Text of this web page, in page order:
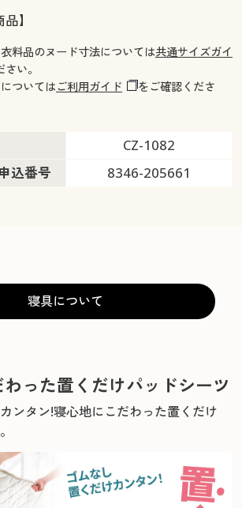
】
料品のヌード寸法については共通サイズガイ
い。
ついてはご利用ガイド
をご確認くださ
CZ-1082
込番号
8346-205661
寝具について
った置くだけパッドシーツ
ンタン!寝心地にこだわった置くだけ